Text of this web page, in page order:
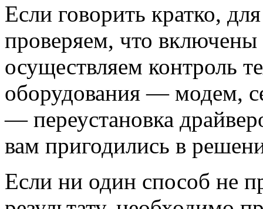
Если говорить кратко,
проверяем, что включены
осуществляем контроль
оборудования — модем,
— переустановка
вам пригодились в
Если ни один способ не